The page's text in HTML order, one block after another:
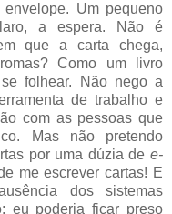
Um pequeno
a espera. Não é
que a carta chega,
Como um livro
folhear. Não nego a
de trabalho e
com as pessoas que
Mas não pretendo
por uma dúzia de e-
me escrever cartas! E
dos sistemas
eu poderia ficar preso